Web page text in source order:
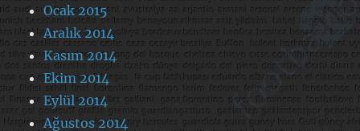
Ocak 2015
Aralık 2014
Kasım 2014
Ekim 2014
Eylül 2014
Ağustos 2014